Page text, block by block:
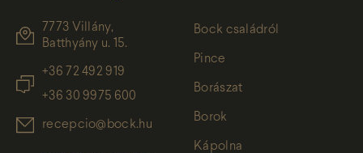
7773 Villány,
Batthyány u. 15.
+36 72 492 919
+36 30 9975 600
recepcio@bock.hu
Bock családról
Pince
Borászat
Borok
Kápolna